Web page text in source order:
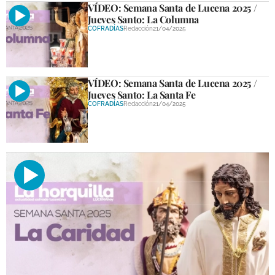
DEPORTES
COMPETICIONES
DEPORTE BASE
OPINIÓN
VENTANA CIUDADANA
CÓRDOBA
PROVINCIA
SUBBÉTICA HOY
SALUD
OBRAS
VÍDEO: Semana Santa de Lucena 2025 /
Jueves Santo: La Columna
COFRADÍASRedacción21/04/2025
VÍDEO: Semana Santa de Lucena 2025 /
Jueves Santo: La Santa Fe
COFRADÍASRedacción21/04/2025